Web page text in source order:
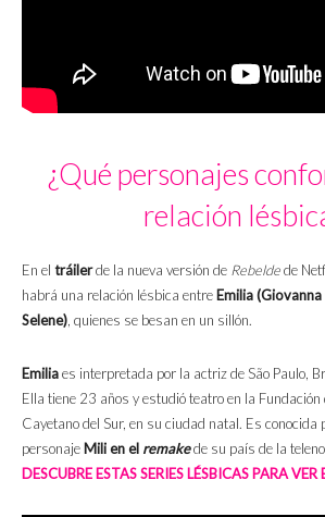
¿Qué personajes
relación
En el tráilerde la nueva versión de Rebeldede
habrá una relación lésbica entre Emilia
Selene) , quienes se besan en un sillón.
Emiliaes interpretada por la actriz de São Paulo,
Ella tiene 23 años y estudió teatro en la Fundación
Cayetano del Sur, en su ciudad natal. Es conocida
personaje Mili en el remakede su país de la
DESCUBRE ESTAS SERIES LÉSBICAS PARA VER